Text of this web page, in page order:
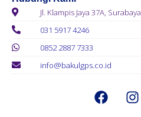
Jl. Klampis Jaya 37A, Surabaya
031 5917 4246
0852 2887 7333
info@bakulgps.co.id